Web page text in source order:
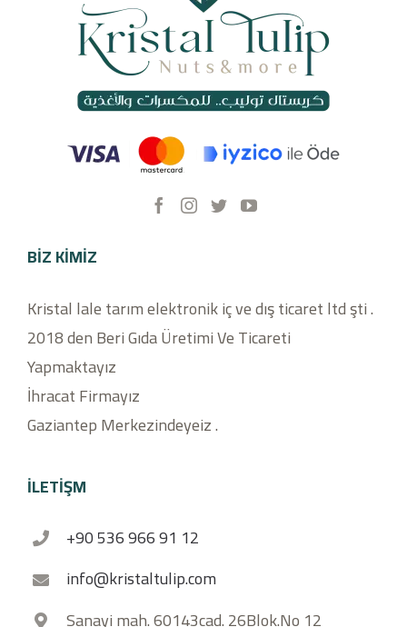
BIZ KIMIZ
Kristal lale tarım elektronik iç ve dış ticaret ltd şti .
2018 den Beri Gıda Üretimi Ve Ticareti
Yapmaktayız
İhracat Firmayız
Gaziantep Merkezindeyeiz .
İLETİŞM
+90 536 966 91 12
info@kristaltulip.com
Sanayi mah. 60143cad. 26Blok.No 12